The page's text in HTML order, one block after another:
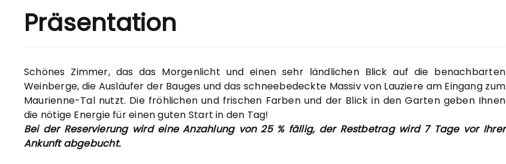
Präsentation
Schönes Zimmer, das das Morgenlicht und einen sehr ländlichen Blick auf die benachbarten
Weinberge, die Ausläufer der Bauges und das schneebedeckte Massiv von Lauziere am Eingang zum
Maurienne-Tal nutzt. Die fröhlichen und frischen Farben und der Blick in den Garten geben Ihnen
die nötige Energie für einen guten Start in den Tag!
Bei der Reservierung wird eine Anzahlung von 25 % fällig, der Restbetrag wird 7 Tage vor Ihrer
Ankunft abgebucht.